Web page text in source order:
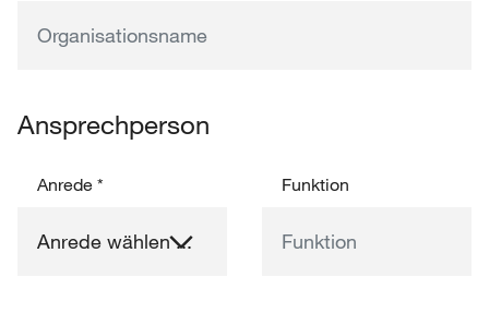
Ansprechperson
Anrede * Funktion